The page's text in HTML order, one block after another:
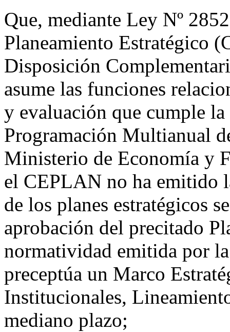
Que, mediante Ley Nº
Planeamiento Estratégico
Disposición
asume las funciones
y evaluación que cumple
Programación Multianual
Ministerio de Economía y
el CEPLAN no ha emitido
de los planes estratégicos
aprobación del precitado
normatividad emitida por
preceptúa un Marco
Institucionales,
mediano plazo;